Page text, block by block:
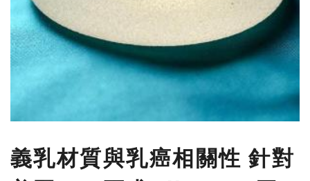
義乳材質與乳癌相關性 針對